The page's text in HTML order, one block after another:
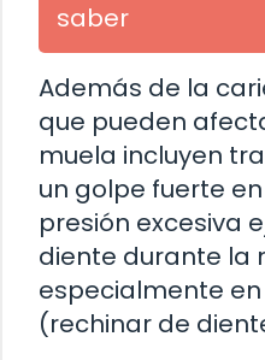
saber
Además de la
que pueden
muela incluyen
un golpe fuerte
presión excesiva
diente durante la
especialmente
(rechinar de